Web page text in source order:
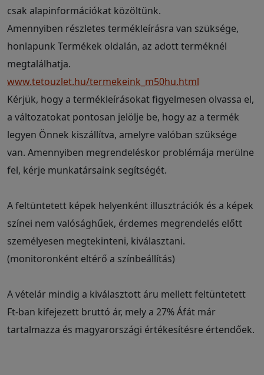
csak alapinformációkat közöltünk.
Amennyiben részletes termékleírásra van szüksége,
honlapunk Termékek oldalán, az adott terméknél
megtalálhatja.
www.tetouzlet.hu/termekeink_m50hu.html
Kérjük, hogy a termékleírásokat figyelmesen olvassa el,
a változatokat pontosan jelölje be, hogy az a termék
legyen Önnek kiszállítva, amelyre valóban szüksége
van. Amennyiben megrendeléskor problémája merülne
fel, kérje munkatársaink segítségét.
A feltüntetett képek helyenként illusztrációk és a képek
színei nem valósághűek, érdemes megrendelés előtt
személyesen megtekinteni, kiválasztani.
(monitoronként eltérő a színbeállítás)
A vételár mindig a kiválasztott áru mellett feltüntetett
Ft-ban kifejezett bruttó ár, mely a 27% Áfát már
tartalmazza és magyarországi értékesítésre értendőek.